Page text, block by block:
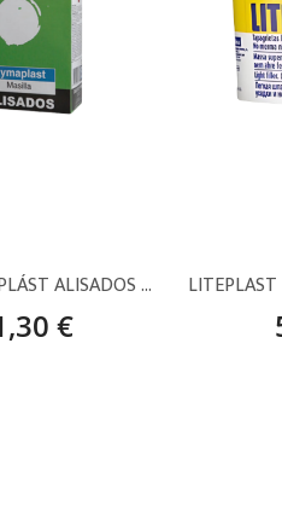
PYMA PYMAPLÁST ALISADOS – 5 KG
€